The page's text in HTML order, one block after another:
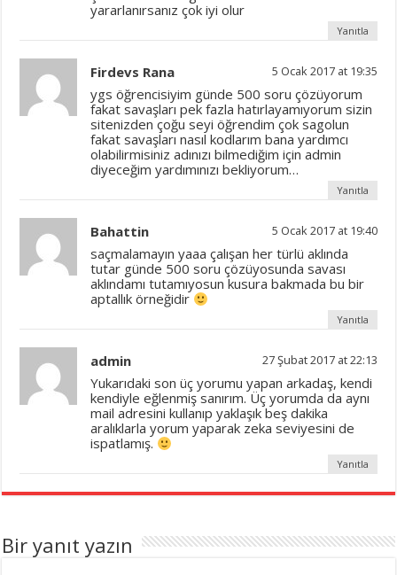
yararlanırsanız çok iyi olur
Yanıtla
Firdevs Rana 5 Ocak 2017 at 19:35
ygs öğrencisiyim günde 500 soru çözüyorum
fakat savaşları pek fazla hatırlayamıyorum sizin
sitenizden çoğu seyi öğrendim çok sagolun
fakat savaşları nasıl kodlarım bana yardımcı
olabilirmisiniz adınızı bilmediğim için admin
diyeceğim yardımınızı bekliyorum…
Yanıtla
Bahattin 5 Ocak 2017 at 19:40
saçmalamayın yaaa çalışan her türlü aklında
tutar günde 500 soru çözüyosunda savası
aklındamı tutamıyosun kusura bakmada bu bir
aptallık örneğidir
Yanıtla
admin 27 Şubat 2017 at 22:13
Yukarıdaki son üç yorumu yapan arkadaş, kendi
kendiyle eğlenmiş sanırım. Üç yorumda da aynı
mail adresini kullanıp yaklaşık beş dakika
aralıklarla yorum yaparak zeka seviyesini de
ispatlamış.
Yanıtla
Bir yanıt yazın